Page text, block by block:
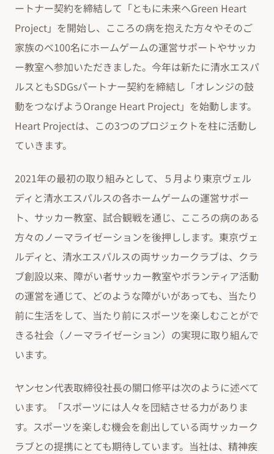
ートナー契約を締結して「ともに未来へGreen Heart
Project」を開始し、こころの病を抱えた方々やそのご
家族のべ100名にホームゲームの運営サポートやサッカ
ー教室へ参加いただきました。今年は新たに清水エスパ
ルスともSDGsパートナー契約を締結し「オレンジの鼓
動をつなげようOrange Heart Project」を始動します。
Heart Projectは、この3つのプロジェクトを柱に活動し
ていきます。
2021年の最初の取り組みとして、５月より東京ヴェル
ディと清水エスパルスの各ホームゲームの運営サポー
ト、サッカー教室、試合観戦を通じ、こころの病のある
方々のノーマライゼーションを後押しします。東京ヴェ
ルディと、清水エスパルスの両サッカークラブは、クラ
ブ創設以来、障がい者サッカー教室やボランティア活動
の運営を通じて、どのような障がいがあっても、当たり
前に生活をして、当たり前にスポーツを楽しむことがで
きる社会（ノーマライゼーション）の実現に取り組んで
います。
ヤンセン代表取締役社長の關口修平は次のように述べて
います。「スポーツには人々を団結させる力がありま
す。スポーツを楽しむ機会を創出している両サッカーク
ラブとの提携にとても期待しています。当社は、精神疾